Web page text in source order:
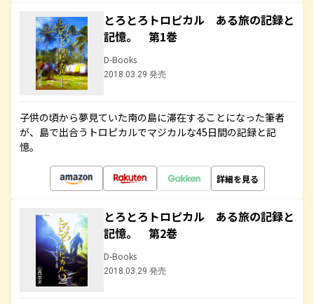
とろとろトロピカル ある旅の記録と
記憶。 第1巻
D-Books
2018.03.29 発売
子供の頃から夢見ていた南の島に滞在することになった筆者
が、島で出合うトロピカルでマジカルな45日間の記録と記
憶。
詳細を見る
とろとろトロピカル ある旅の記録と
記憶。 第2巻
D-Books
2018.03.29 発売